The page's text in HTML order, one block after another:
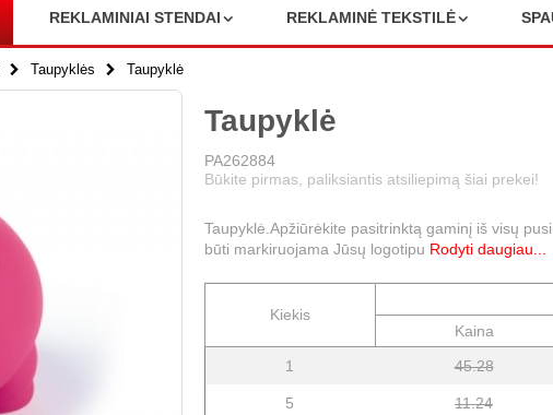
REKLAMINIAI STENDAI REKLAMINĖ TEKSTILĖ
Taupyklės Taupyklė
Taupyklė
PA262884
Būkite pirmas, paliksiantis atsiliepimą šiai prekei!
Taupyklė.Apžiūrėkite pasitrinktą gaminį iš visų
būti markiruojama Jūsų logotipu Rodyti daugiau...
Kiekis
Kaina
1
45.28
5 11.24